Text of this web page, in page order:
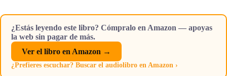
¿Estás leyendo este libro? Cómpralo en Amazon — apoyas
la web sin pagar de más.
Ver el libro en Amazon →
¿Prefieres escuchar? Buscar el audiolibro en Amazon ›